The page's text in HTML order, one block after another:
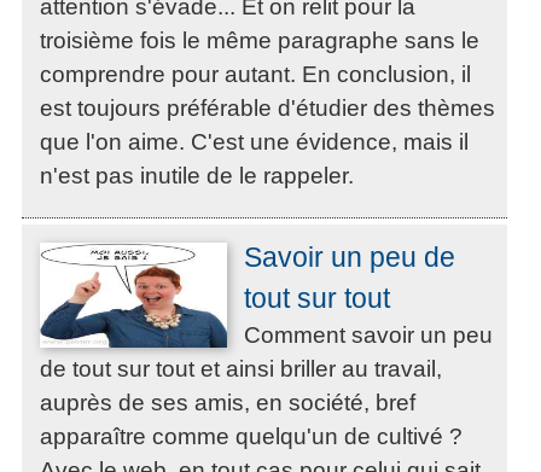
attention s'évade... Et on relit pour la
troisième fois le même paragraphe sans le
comprendre pour autant. En conclusion, il
est toujours préférable d'étudier des thèmes
que l'on aime. C'est une évidence, mais il
n'est pas inutile de le rappeler.
Savoir un peu de
tout sur tout
Comment savoir un peu
de tout sur tout et ainsi briller au travail,
auprès de ses amis, en société, bref
apparaître comme quelqu'un de cultivé ?